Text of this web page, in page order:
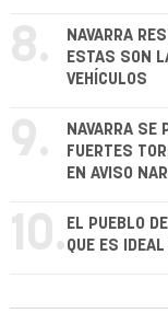
8.
NAVARRA
ESTAS SON
VEHÍCULOS
9.
NAVARRA SE
FUERTES
EN AVISO
10. EL PUEBLO
QUE ES